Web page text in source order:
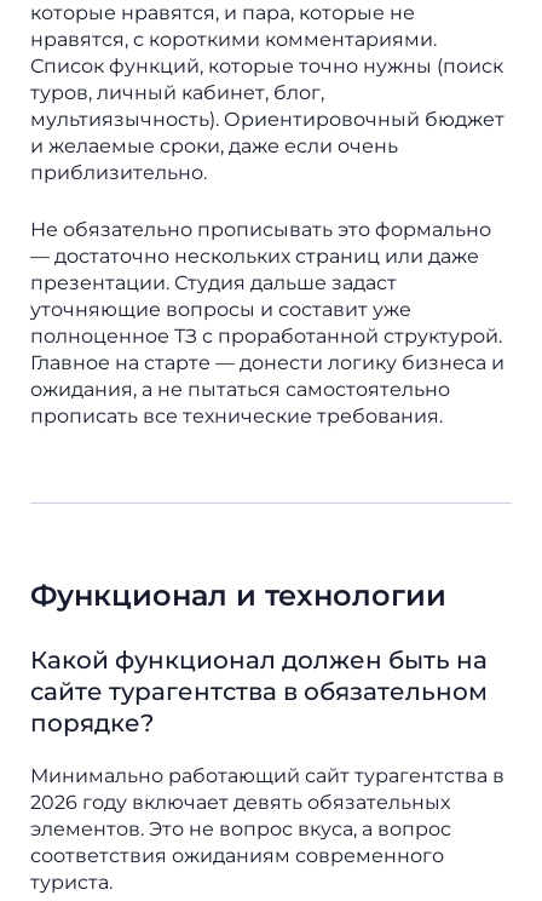
которые нравятся, и пара, которые не
нравятся, с короткими комментариями.
Список функций, которые точно нужны (поиск
туров, личный кабинет, блог,
мультиязычность). Ориентировочный бюджет
и желаемые сроки, даже если очень
приблизительно.
Не обязательно прописывать это формально
— достаточно нескольких страниц или даже
презентации. Студия дальше задаст
уточняющие вопросы и составит уже
полноценное ТЗ с проработанной структурой.
Главное на старте — донести логику бизнеса и
ожидания, а не пытаться самостоятельно
прописать все технические требования.
Функционал и технологии
Какой функционал должен быть на
сайте турагентства в обязательном
порядке?
Минимально работающий сайт турагентства в
2026 году включает девять обязательных
элементов. Это не вопрос вкуса, а вопрос
соответствия ожиданиям современного
туриста.